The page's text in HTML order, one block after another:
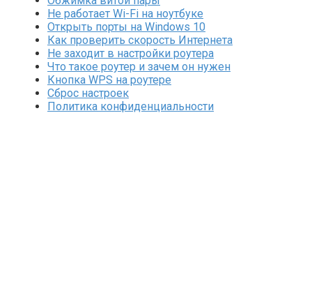
Не работает Wi-Fi на ноутбуке
Открыть порты на Windows 10
Как проверить скорость Интернета
Не заходит в настройки роутера
Что такое роутер и зачем он нужен
Кнопка WPS на роутере
Сброс настроек
Политика конфиденциальности